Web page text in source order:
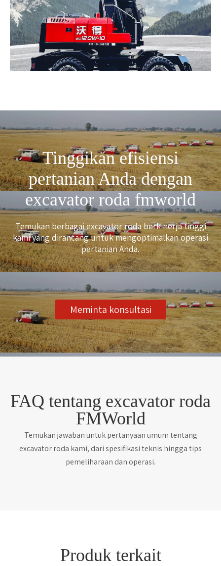
Tinggikan efisiensi
pertanian Anda dengan
excavator roda fmworld
Temukan berbagai excavator roda berkinerja tinggi
kami yang dirancang untuk mengoptimalkan operasi
pertanian Anda.
Meminta konsultasi
FAQ tentang excavator roda
FMWorld
Temukan jawaban untuk pertanyaan umum tentang
excavator roda kami, dari spesifikasi teknis hingga tips
pemeliharaan dan operasi.
Produk terkait